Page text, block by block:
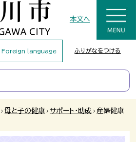
本文へ
Foreign language ふりがなをつける
› 母と子の健康 › サポート・助成 › 産婦健康